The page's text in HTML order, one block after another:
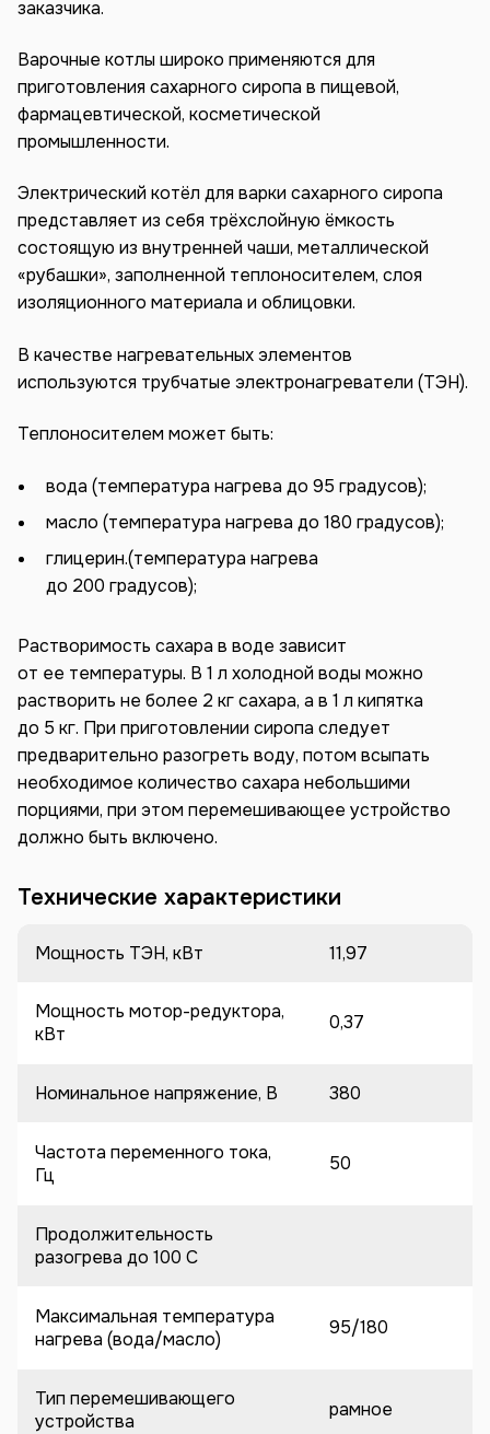
заказчика.
Варочные котлы широко применяются для
приготовления сахарного сиропа в пищевой,
фармацевтической, косметической
промышленности.
Электрический котёл для варки сахарного сиропа
представляет из себя трёхслойную ёмкость
состоящую из внутренней чаши, металлической
«рубашки», заполненной теплоносителем, слоя
изоляционного материала и облицовки.
В качестве нагревательных элементов
используются трубчатые электронагреватели (ТЭН).
Теплоносителем может быть:
вода (температура нагрева до 95 градусов);
масло (температура нагрева до 180 градусов);
глицерин.(температура нагрева
до 200 градусов);
Растворимость сахара в воде зависит
от ее температуры. В 1 л холодной воды можно
растворить не более 2 кг сахара, а в 1 л кипятка
до 5 кг. При приготовлении сиропа следует
предварительно разогреть воду, потом всыпать
необходимое количество сахара небольшими
порциями, при этом перемешивающее устройство
должно быть включено.
Технические характеристики
Мощность ТЭН, кВт 11,97
Мощность мотор-редуктора,
кВт
0,37
Номинальное напряжение, В 380
Частота переменного тока,
Гц
50
Продолжительность
разогрева до 100 C
Максимальная температура
нагрева (вода/масло)
95/180
Тип перемешивающего
устройства
рамное